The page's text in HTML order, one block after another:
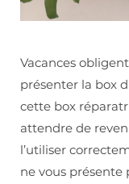
Vacances
présenter la box
cette box
attendre de
l’utiliser
ne vous présente